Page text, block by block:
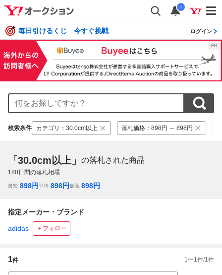
i
毎日引けるくじ 今すぐ挑戦 ログイン
検索条件 カテゴリ ： 30.0cm以上 落札価格 ： 898円 ～ 898円
「30.0cm以上」 の落札された商品
180日間の落札相場
最安 898円平均 898円最高 898円
指定メーカー・ブランド
adidas ＋フォロー
1件 1 〜1 件/1 件